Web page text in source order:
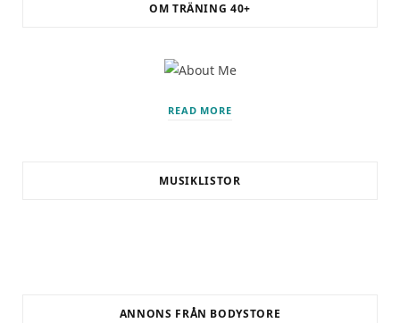
OM TRÄNING 40+
READ MORE
MUSIKLISTOR
ANNONS FRÅN BODYSTORE